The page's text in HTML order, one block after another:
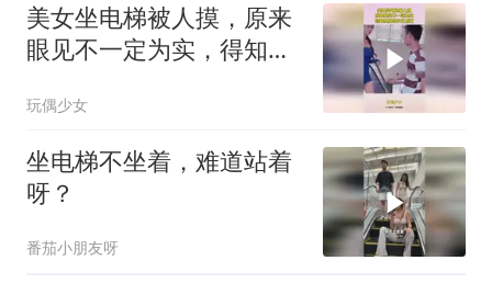
美女坐电梯被人摸，原来
眼见不一定为实，得知真
玩偶少女
坐电梯不坐着，难道站着
呀？
番茄小朋友呀